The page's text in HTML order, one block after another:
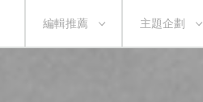
編輯推薦 主題企劃